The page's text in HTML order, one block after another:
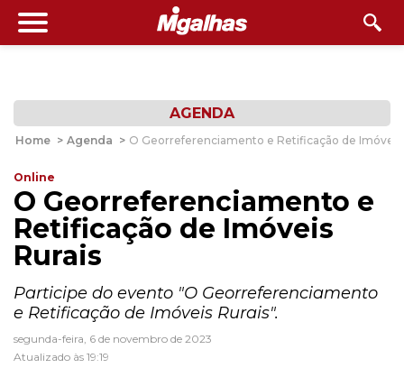
AGENDA
Home > Agenda > O Georreferenciamento e Retificação de Imóveis
Online
O Georreferenciamento e
Retificação de Imóveis
Rurais
Participe do evento "O Georreferenciamento
e Retificação de Imóveis Rurais".
segunda-feira, 6 de novembro de 2023
Atualizado às 19:19